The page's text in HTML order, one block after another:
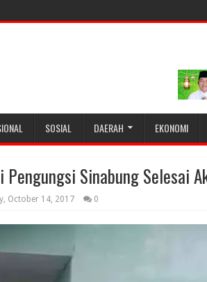
SOSIAL DAERAH EKONOMI
Sinabung Selesai
October 14, 2017 0